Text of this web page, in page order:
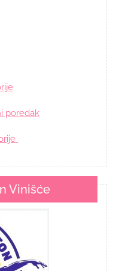
poredak
Vinišće